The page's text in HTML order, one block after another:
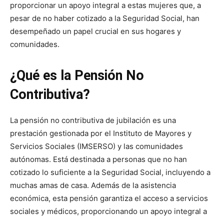
proporcionar un apoyo integral a estas mujeres que, a
pesar de no haber cotizado a la Seguridad Social, han
desempeñado un papel crucial en sus hogares y
comunidades.
¿Qué es la Pensión No
Contributiva?
La pensión no contributiva de jubilación es una
prestación gestionada por el Instituto de Mayores y
Servicios Sociales (IMSERSO) y las comunidades
autónomas. Está destinada a personas que no han
cotizado lo suficiente a la Seguridad Social, incluyendo a
muchas amas de casa. Además de la asistencia
económica, esta pensión garantiza el acceso a servicios
sociales y médicos, proporcionando un apoyo integral a